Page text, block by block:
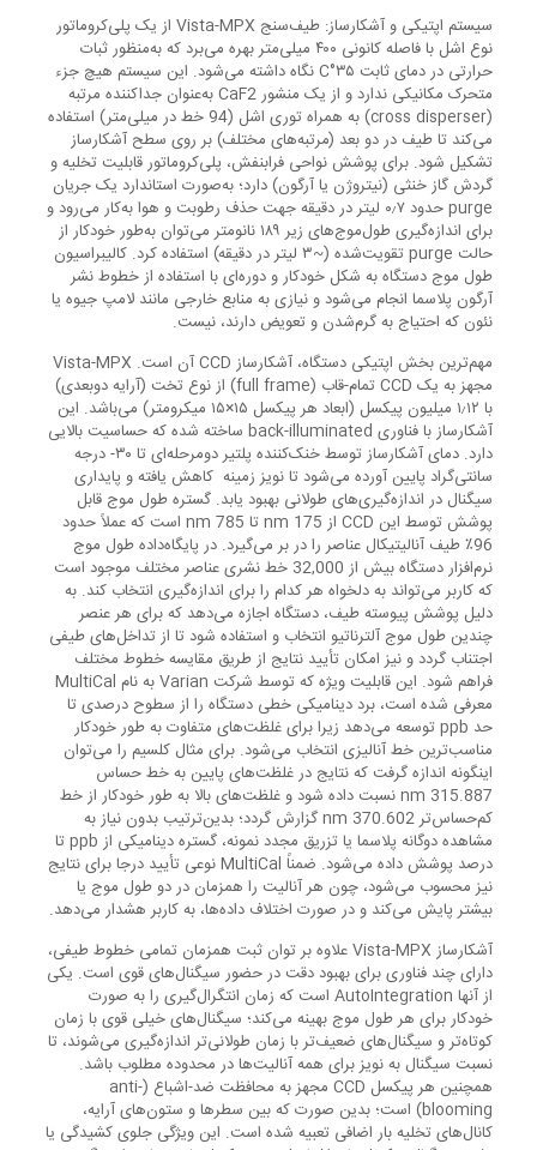
سیستم اپتیکی و آشکارساز: طیف‌سنج Vista-MPX از یک پلی‌کروماتور
نوع اشل با فاصله کانونی ۴۰۰ میلی‌متر بهره می‌برد که به‌منظور ثبات
حرارتی در دمای ثابت ۳۵°C نگاه داشته می‌شود. این سیستم هیچ جزء
متحرک مکانیکی ندارد و از یک منشور CaF2 به‌عنوان جداکننده مرتبه
(cross disperser) به همراه توری اشل (94 خط در میلی‌متر) استفاده
می‌کند تا طیف در دو بعد (مرتبه‌های مختلف) بر روی سطح آشکارساز
تشکیل شود. برای پوشش نواحی فرابنفش، پلی‌کروماتور قابلیت تخلیه و
گردش گاز خنثی (نیتروژن یا آرگون) دارد؛ به‌صورت استاندارد یک جریان
purge حدود ۰٫۷ لیتر در دقیقه جهت حذف رطوبت و هوا به‌کار می‌رود و
برای اندازه‌گیری طول‌موج‌های زیر ۱۸۹ نانومتر می‌توان به‌طور خودکار از
حالت purge تقویت‌شده (~۳ لیتر در دقیقه) استفاده کرد. کالیبراسیون
طول موج دستگاه به شکل خودکار و دوره‌ای با استفاده از خطوط نشر
آرگون پلاسما انجام می‌شود و نیازی به منابع خارجی مانند لامپ جیوه یا
نئون که احتیاج به گرم‌شدن و تعویض دارند، نیست.
مهم‌ترین بخش اپتیکی دستگاه، آشکارساز CCD آن است. Vista-MPX
مجهز به یک CCD تمام-قاب (full frame) از نوع تخت (آرایه دوبعدی)
با ۱٫۱۲ میلیون پیکسل (ابعاد هر پیکسل ۱۵×۱۵ میکرومتر) می‌باشد. این
آشکارساز با فناوری back-illuminated ساخته شده که حساسیت بالایی
دارد. دمای آشکارساز توسط خنک‌کننده پلتیر دومرحله‌ای تا ۳۰- درجه
سانتی‌گراد پایین آورده می‌شود تا نویز زمینه کاهش یافته و پایداری
سیگنال در اندازه‌گیری‌های طولانی بهبود یابد. گستره طول موج قابل
پوشش توسط این CCD از 175 nm تا 785 nm است که عملاً حدود
96٪ طیف آنالیتیکال عناصر را در بر می‌گیرد. در پایگاه‌داده طول موج
نرم‌افزار دستگاه بیش از 32,000 خط نشری عناصر مختلف موجود است
که کاربر می‌تواند به دلخواه هر کدام را برای اندازه‌گیری انتخاب کند. به
دلیل پوشش پیوسته طیف، دستگاه اجازه می‌دهد که برای هر عنصر
چندین طول موج آلترناتیو انتخاب و استفاده شود تا از تداخل‌های طیفی
اجتناب گردد و نیز امکان تأیید نتایج از طریق مقایسه خطوط مختلف
فراهم شود. این قابلیت ویژه که توسط شرکت Varian به نام MultiCal
معرفی شده است، برد دینامیکی خطی دستگاه را از سطوح درصدی تا
حد ppb توسعه می‌دهد زیرا برای غلظت‌های متفاوت به طور خودکار
مناسب‌ترین خط آنالیزی انتخاب می‌شود. برای مثال کلسیم را می‌توان
اینگونه اندازه‌ گرفت که نتایج در غلظت‌های پایین به خط حساس
315.887 nm نسبت داده شود و غلظت‌های بالا به طور خودکار از خط
کم‌حساس‌تر 370.602 nm گزارش گردد؛ بدین‌ترتیب بدون نیاز به
مشاهده دوگانه پلاسما یا تزریق مجدد نمونه، گستره دینامیکی از ppb تا
درصد پوشش داده می‌شود. ضمناً MultiCal نوعی تأیید درجا برای نتایج
نیز محسوب می‌شود، چون هر آنالیت را همزمان در دو طول موج یا
بیشتر پایش می‌کند و در صورت اختلاف داده‌ها، به کاربر هشدار می‌دهد.
آشکارساز Vista-MPX علاوه بر توان ثبت همزمان تمامی خطوط طیفی،
دارای چند فناوری برای بهبود دقت در حضور سیگنال‌های قوی است. یکی
از آنها AutoIntegration است که زمان انتگرال‌گیری را به صورت
خودکار برای هر طول موج بهینه می‌کند؛ سیگنال‌های خیلی قوی با زمان
کوتاه‌تر و سیگنال‌های ضعیف‌تر با زمان طولانی‌تر اندازه‌گیری می‌شوند، تا
نسبت سیگنال به نویز برای همه آنالیت‌ها در محدوده مطلوب باشد.
همچنین هر پیکسل CCD مجهز به محافظت ضد-اشباع (anti-
blooming) است؛ بدین صورت که بین سطرها و ستون‌های آرایه،
کانال‌های تخلیه بار اضافی تعبیه شده است. این ویژگی جلوی کشیدگی یا